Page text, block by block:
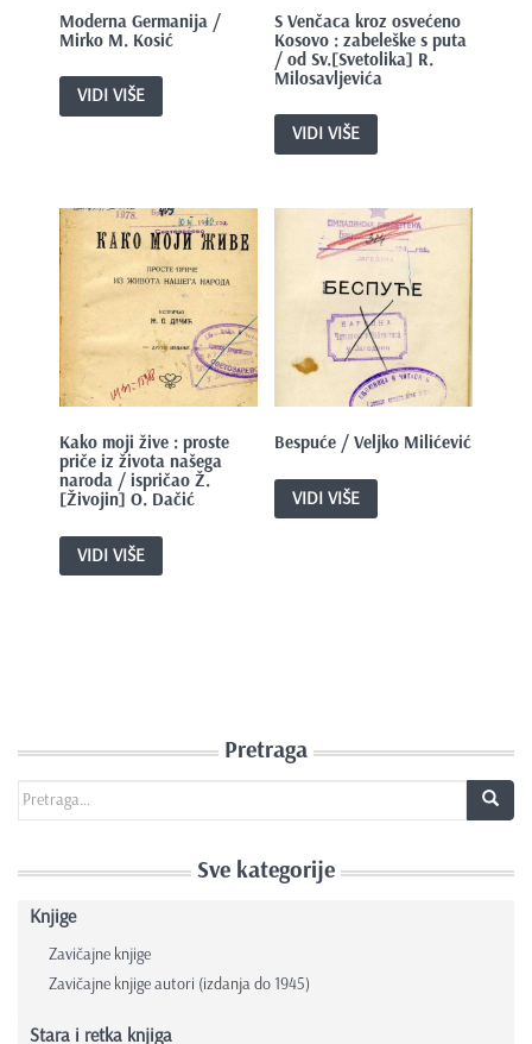
Moderna Germanija /
Mirko M. Kosić
VIDI VIŠE
S Venčaca kroz osvećeno
Kosovo : zabeleške s puta
/ od Sv.[Svetolika] R.
Milosavljevića
VIDI VIŠE
Kako moji žive : proste
priče iz života našega
naroda / ispričao Ž.
[Živojin] O. Dačić
VIDI VIŠE
Bespuće / Veljko Milićević
VIDI VIŠE
Pretraga
Search for:
Sve kategorije
Knjige
Zavičajne knjige
Zavičajne knjige autori (izdanja do 1945)
Stara i retka knjiga